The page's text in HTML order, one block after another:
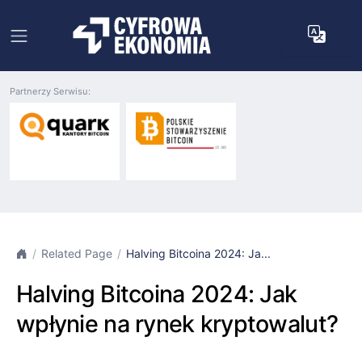
Partnerzy Serwisu:
Related Page Halving Bitcoina 2024: Ja...
Halving Bitcoina 2024: Jak
wpłynie na rynek kryptowalut?